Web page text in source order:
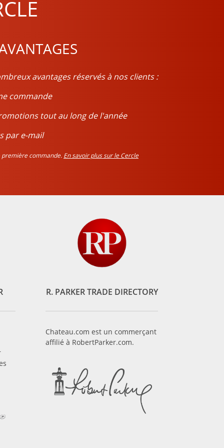
avantages réservés à nos clients :
commande
tout au long de l'année
par e-mail
commande. En savoir plus sur le Cercle
R. PARKER TRADE DIRECTORY
Chateau.com est un commerçant
affilié à RobertParker.com.